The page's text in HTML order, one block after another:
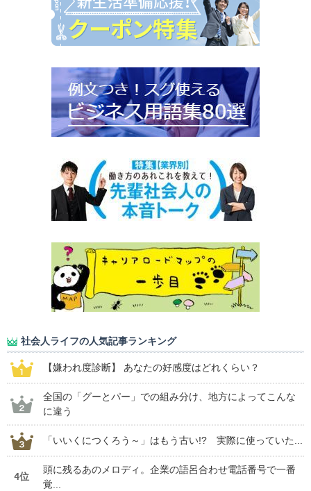
社会人ライフの人気記事ランキング
【嫌われ度診断】 あなたの好感度はどれくらい？
全国の「グーとパー」での組み分け、地方によってこんな
に違う
「いいくにつくろう～」はもう古い!? 実際に使っていた...
4位
頭に残るあのメロディ。企業の語呂合わせ電話番号で一番
覚...